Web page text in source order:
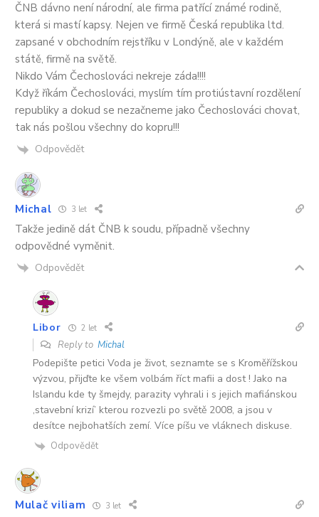
ČNB dávno není národní, ale firma patřící známé rodině,
která si mastí kapsy. Nejen ve firmě Česká republika ltd.
zapsané v obchodním rejstříku v Londýně, ale v každém
státě, firmě na světě.
Nikdo Vám Čechoslováci nekreje záda!!!!
Když říkám Čechoslováci, myslím tím protiústavní rozdělení
republiky a dokud se nezačneme jako Čechoslováci chovat,
tak nás pošlou všechny do kopru!!!
Odpovědět
Michal 3 let
Takže jedině dát ČNB k soudu, případně všechny
odpovědné vyměnit.
Odpovědět
Libor 2 let
Reply to Michal
Podepište petici Voda je život, seznamte se s Kroměřížskou
výzvou, přijďte ke všem volbám říct mafii a dost ! Jako na
Islandu kde ty šmejdy, parazity vyhrali i s jejich mafiánskou
,stavební krizí’ kterou rozvezli po světě 2008, a jsou v
desítce nejbohatších zemí. Více píšu ve vláknech diskuse.
Odpovědět
Mulač viliam 3 let